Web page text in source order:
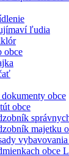
ľudia
obce
obce
obce
majetku
obce